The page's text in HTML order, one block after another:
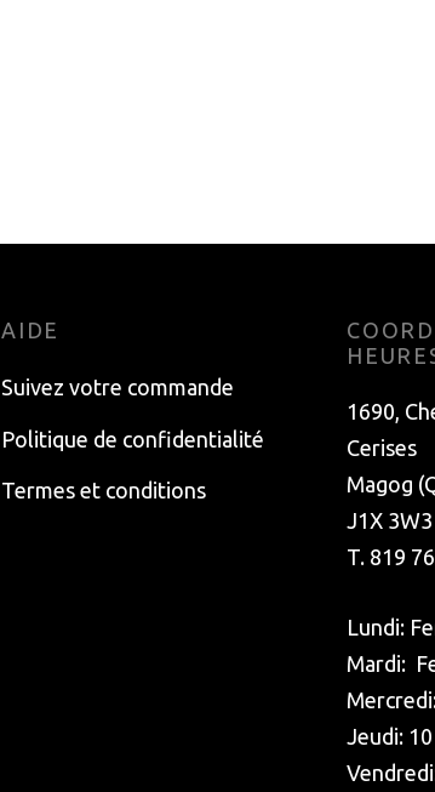
Add to
AIDE
Suivez votre commande
Politique de confidentialité
Termes et conditions
1690,
Cerises
Magog
J1X 3W3
T. 819
Lundi:
Mardi:
Jeudi: